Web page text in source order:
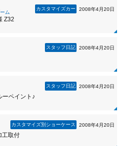
カスタマイズカー 2008年4月20日
ム
Z32
スタッフ日記 2008年4月20日
スタッフ日記 2008年4月20日
ペイント♪
カスタマイズ別ショーケース 2008年4月20日
取付